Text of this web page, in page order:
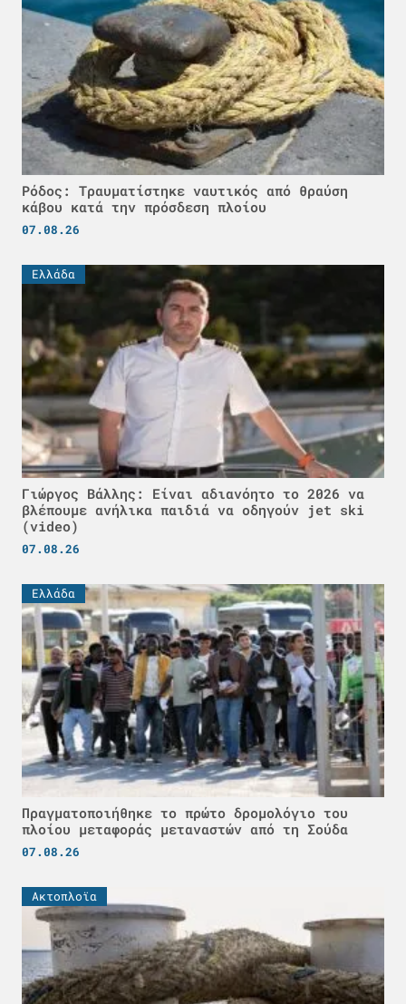
Ρόδος: Τραυματίστηκε ναυτικός από θραύση
κάβου κατά την πρόσδεση πλοίου
07.08.26
Ελλάδα
Γιώργος Βάλλης: Είναι αδιανόητο το 2026 να
βλέπουμε ανήλικα παιδιά να οδηγούν jet ski
(video)
07.08.26
Ελλάδα
Πραγματοποιήθηκε το πρώτο δρομολόγιο του
πλοίου μεταφοράς μεταναστών από τη Σούδα
07.08.26
Ακτοπλοϊα